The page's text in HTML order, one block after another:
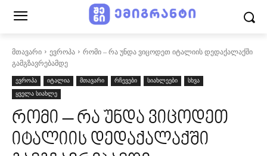
მთავარი ევროპა
რომი – რა უნდა ვიცოდეთ იტალიის დედაქალაქში
გამგზავრებამდე
ევროპა იტალია მთავარი რჩევები სიახლეები
სხვა
ყველა სიახლე
რომი – რა უნდა ვიცოდეთ
იტალიის დედაქალაქში